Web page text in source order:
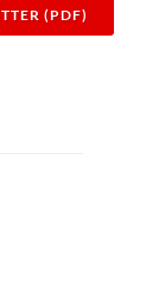
(PDF)